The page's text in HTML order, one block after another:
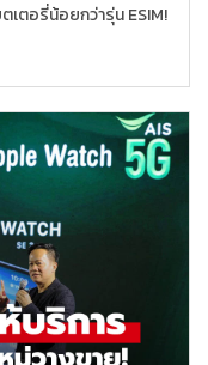
เตอรี่น้อยกว่ารุ่น ESIM!